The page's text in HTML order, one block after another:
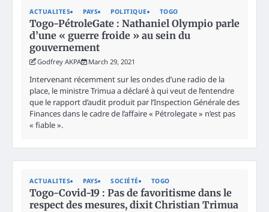
ACTUALITES PAYS POLITIQUE TOGO
Togo-PétroleGate : Nathaniel Olympio parle
d’une « guerre froide » au sein du
gouvernement
Godfrey AKPA March 29, 2021
Intervenant récemment sur les ondes d’une radio de la
place, le ministre Trimua a déclaré à qui veut de l’entendre
que le rapport d’audit produit par l’Inspection Générale des
Finances dans le cadre de l’affaire « Pétrolegate » n’est pas
« fiable ».
ACTUALITES PAYS SOCIÉTÉ TOGO
Togo-Covid-19 : Pas de favoritisme dans le
respect des mesures, dixit Christian Trimua